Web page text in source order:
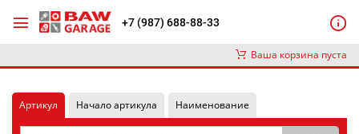
+7 (987) 688-88-33
Ваша корзина пуста
Артикул Начало артикула Наименование